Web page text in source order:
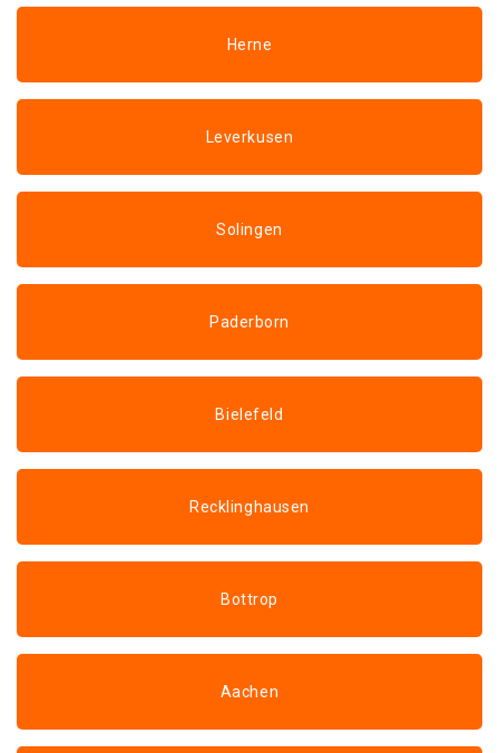
Herne
Leverkusen
Solingen
Paderborn
Bielefeld
Recklinghausen
Bottrop
Aachen